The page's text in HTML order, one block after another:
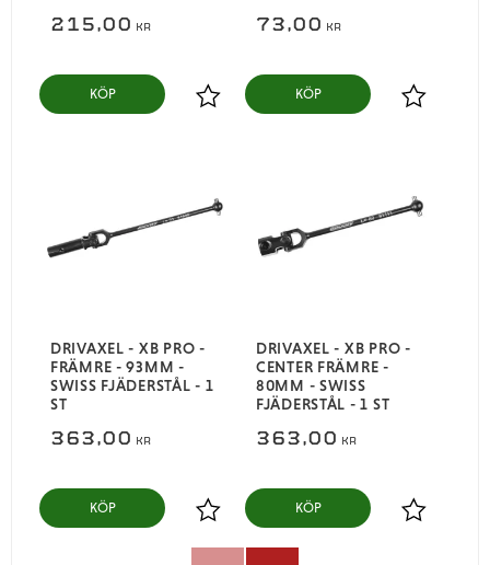
215,00 KR
Lägg till i favoriter
KÖP
73,00 KR
Lägg till i
KÖP
DRIVAXEL - XB PRO -
FRÄMRE - 93MM -
SWISS FJÄDERSTÅL - 1
ST
363,00 KR
Lägg till i favoriter
KÖP
DRIVAXEL - XB PRO -
CENTER FRÄMRE -
80MM - SWISS
FJÄDERSTÅL - 1 ST
363,00 KR
Lägg till i
KÖP